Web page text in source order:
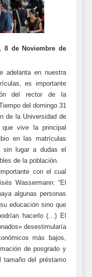
8 de Noviembre de
adelanta en nuestra
es importante
del rector de la
del domingo 31
de la Universidad de
vive la principal
en las matrículas
sin lugar a dudas el
de la población.
con el cual
Wassermann: “El
algunas personas
educación sino que
hacerlo (…) El
desestimularía
más bajos,
de posgrado y
tamaño del préstamo